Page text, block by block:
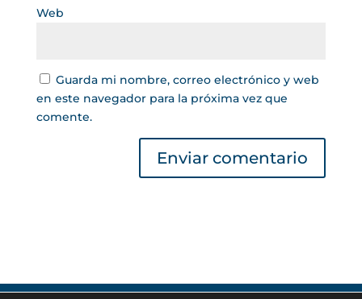
Web
Guarda mi nombre, correo electrónico y web
en este navegador para la próxima vez que
comente.